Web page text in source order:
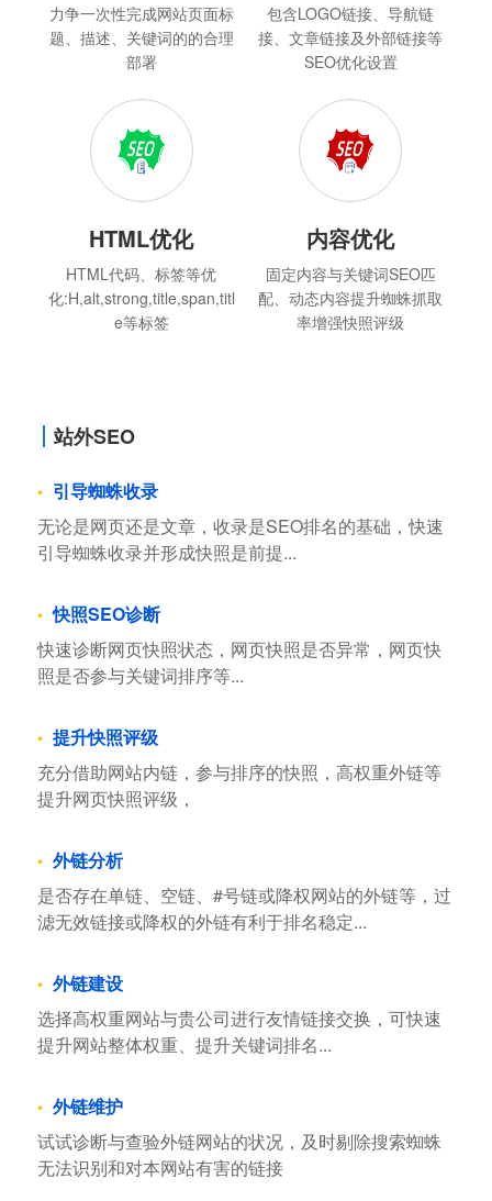
力争一次性完成网站页面标
题、描述、关键词的的合理
部署
包含LOGO链接、导航链
接、文章链接及外部链接等
SEO优化设置
HTML优化
HTML代码、标签等优
化:H,alt,strong,title,span,titl
e等标签
内容优化
固定内容与关键词SEO匹
配、动态内容提升蜘蛛抓取
率增强快照评级
站外SEO
引导蜘蛛收录
无论是网页还是文章，收录是SEO排名的基础，快速
引导蜘蛛收录并形成快照是前提...
快照SEO诊断
快速诊断网页快照状态，网页快照是否异常，网页快
照是否参与关键词排序等...
提升快照评级
充分借助网站内链，参与排序的快照，高权重外链等
提升网页快照评级，
外链分析
是否存在单链、空链、#号链或降权网站的外链等，过
滤无效链接或降权的外链有利于排名稳定...
外链建设
选择高权重网站与贵公司进行友情链接交换，可快速
提升网站整体权重、提升关键词排名...
外链维护
试试诊断与查验外链网站的状况，及时剔除搜索蜘蛛
无法识别和对本网站有害的链接